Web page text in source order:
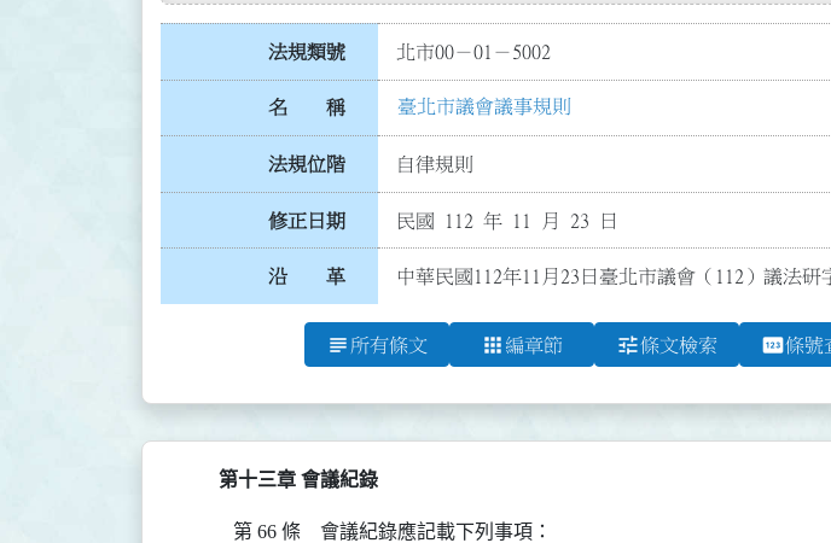
法規類號 北市00－01－5002
名 稱 臺北市議會議事規則
法規位階 自律規則
修正日期 民國 112 年 11 月 23 日
沿 革 中華民國112年11月23日臺北市議會（112）議法
subject 所有條文 apps 編章節 tune條文檢索 pin條號
第十三章 會議紀錄
第 66 條
會議紀錄應記載下列事項：